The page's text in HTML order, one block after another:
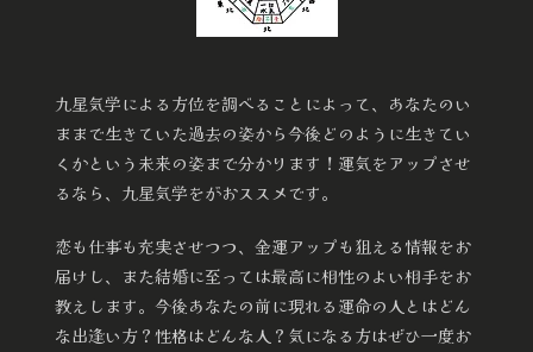
九星気学による方位を調べることによって、あなたのい
ままで生きていた過去の姿から今後どのように生きてい
くかという未来の姿まで分かります！運気をアップさせ
るなら、九星気学をがおススメです。
恋も仕事も充実させつつ、金運アップも狙える情報をお
届けし、また結婚に至っては最高に相性のよい相手をお
教えします。今後あなたの前に現れる運命の人とはどん
な出逢い方？性格はどんな人？気になる方はぜひ一度お